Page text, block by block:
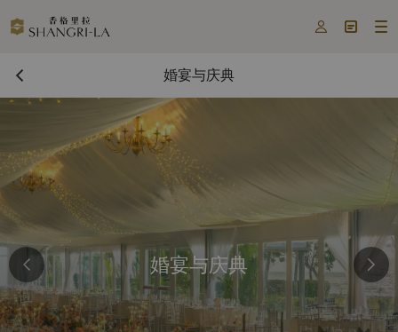
  
婚宴与庆典
婚宴与庆典